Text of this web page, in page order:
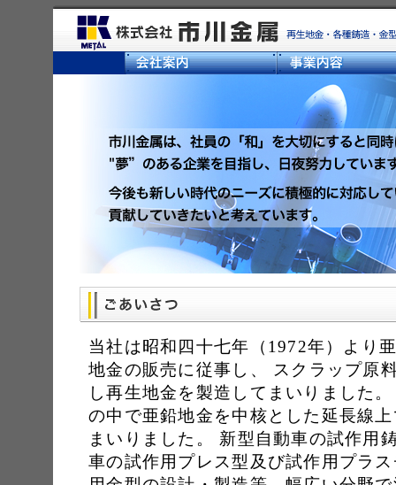
当社は昭和四十七年（1972年）より
地金の販売に従事し、 スクラップ原
し再生地金を製造してまいりました
の中で亜鉛地金を中核とした延長線
まいりました。 新型自動車の試作用
車の試作用プレス型及び試作用プラ